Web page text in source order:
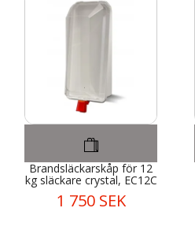
Brandsläckarskåp för 12
kg släckare crystal, EC12C
1 750 SEK